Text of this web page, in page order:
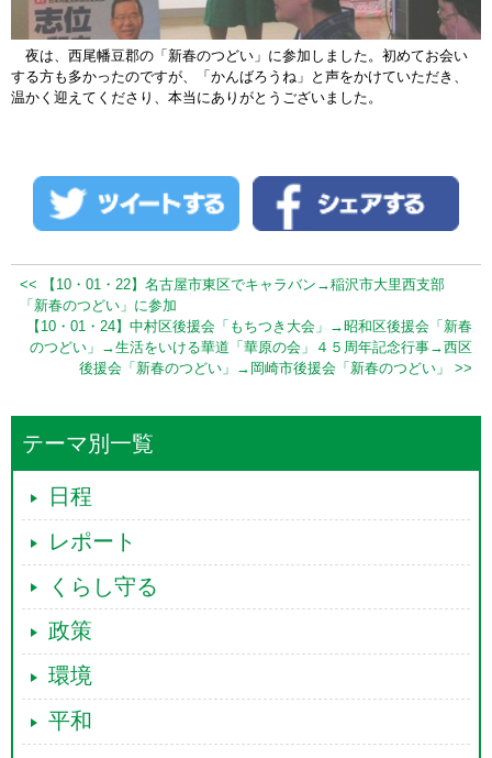
夜は、西尾幡豆郡の「新春のつどい」に参加しました。初めてお会い
する方も多かったのですが、「かんばろうね」と声をかけていただき、
温かく迎えてくださり、本当にありがとうございました。
<< 【10・01・22】名古屋市東区でキャラバン→稲沢市大里西支部
「新春のつどい」に参加
【10・01・24】中村区後援会「もちつき大会」→昭和区後援会「新春
のつどい」→生活をいける華道「華原の会」４５周年記念行事→西区
後援会「新春のつどい」→岡崎市後援会「新春のつどい」 >>
テーマ別一覧
日程
レポート
くらし守る
政策
環境
平和